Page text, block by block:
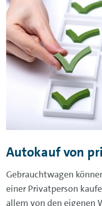
Autokauf von
Gebrauchtwagen
einer Privatperson
allem von den eigenen